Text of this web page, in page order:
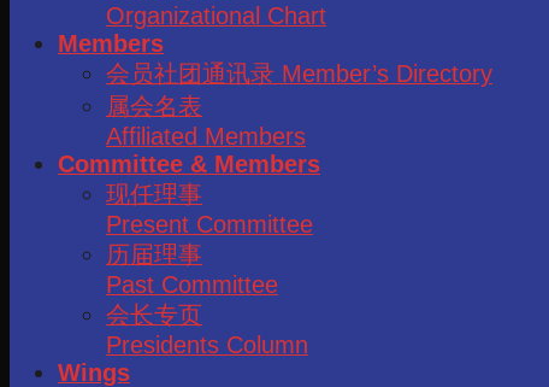
Organizational Chart
Members
会员社团通讯录 Member’s Directory
属会名表
Affiliated Members
Committee & Members
现任理事
Present Committee
历届理事
Past Committee
会长专页
Presidents Column
Wings